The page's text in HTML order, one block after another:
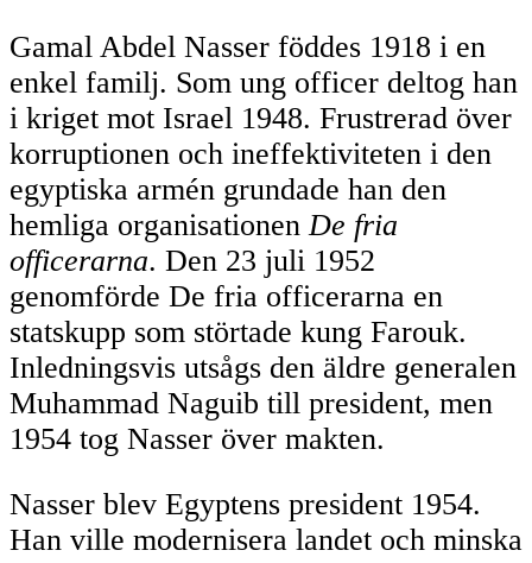
Gamal Abdel Nasser föddes 1918 i en
enkel familj. Som ung officer deltog han
i kriget mot Israel 1948. Frustrerad över
korruptionen och ineffektiviteten i den
egyptiska armén grundade han den
hemliga organisationen De fria
officerarna. Den 23 juli 1952
genomförde De fria officerarna en
statskupp som störtade kung Farouk.
Inledningsvis utsågs den äldre generalen
Muhammad Naguib till president, men
1954 tog Nasser över makten.
Nasser blev Egyptens president 1954.
Han ville modernisera landet och minska